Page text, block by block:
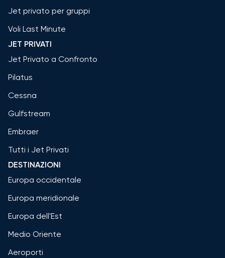
Jet privato per gruppi
Voli Last Minute
JET PRIVATI
Jet Privato a Confronto
Pilatus
Cessna
Gulfstream
Embraer
Tutti i Jet Privati
DESTINAZIONI
Europa occidentale
Europa meridionale
Europa dell'Est
Medio Oriente
Aeroporti